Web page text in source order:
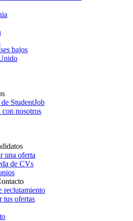
bajos
StudentJob
con nosotros
una oferta
de CVs
reclutamiento
tus ofertas